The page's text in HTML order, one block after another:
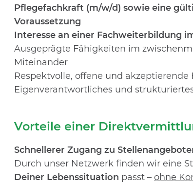
Pflegefachkraft (m/w/d) sowie eine
Voraussetzung
Interesse an einer Fachweiterbildung
Ausgeprägte Fähigkeiten im
Miteinander
Respektvolle, offene und
Eigenverantwortliches und
Vorteile einer
Schnellerer Zugang zu
Durch unser Netzwerk finden wir eine
Deiner Lebenssituation passt – ohne